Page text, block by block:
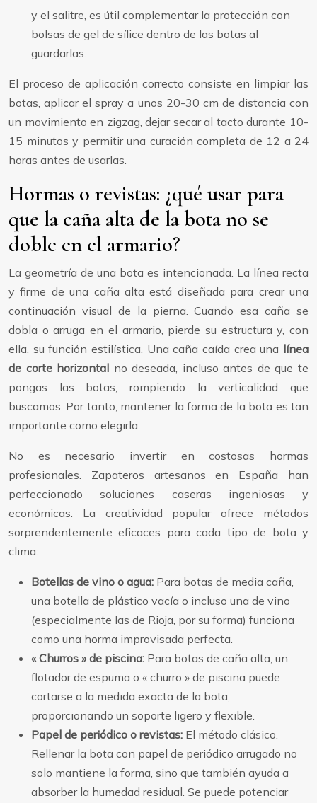
y el salitre, es útil complementar la protección con
bolsas de gel de sílice dentro de las botas al
guardarlas.
El proceso de aplicación correcto consiste en limpiar las
botas, aplicar el spray a unos 20-30 cm de distancia con
un movimiento en zigzag, dejar secar al tacto durante 10-
15 minutos y permitir una curación completa de 12 a 24
horas antes de usarlas.
Hormas o revistas: ¿qué usar para
que la caña alta de la bota no se
doble en el armario?
La geometría de una bota es intencionada. La línea recta
y firme de una caña alta está diseñada para crear una
continuación visual de la pierna. Cuando esa caña se
dobla o arruga en el armario, pierde su estructura y, con
ella, su función estilística. Una caña caída crea una línea
de corte horizontal no deseada, incluso antes de que te
pongas las botas, rompiendo la verticalidad que
buscamos. Por tanto, mantener la forma de la bota es tan
importante como elegirla.
No es necesario invertir en costosas hormas
profesionales. Zapateros artesanos en España han
perfeccionado soluciones caseras ingeniosas y
económicas. La creatividad popular ofrece métodos
sorprendentemente eficaces para cada tipo de bota y
clima:
Botellas de vino o agua: Para botas de media caña,
una botella de plástico vacía o incluso una de vino
(especialmente las de Rioja, por su forma) funciona
como una horma improvisada perfecta.
« Churros » de piscina: Para botas de caña alta, un
flotador de espuma o « churro » de piscina puede
cortarse a la medida exacta de la bota,
proporcionando un soporte ligero y flexible.
Papel de periódico o revistas: El método clásico.
Rellenar la bota con papel de periódico arrugado no
solo mantiene la forma, sino que también ayuda a
absorber la humedad residual. Se puede potenciar